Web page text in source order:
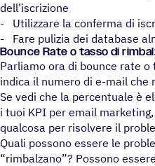
dell’iscrizione
- Utilizzare la conferma di
- Fare pulizia dei database
Bounce Rate o tasso di
Parliamo ora di bounce rate
indica il numero di e-mail che
Se vedi che la percentuale è
i tuoi KPI per email
qualcosa per risolvere il
Quali possono essere le
“rimbalzano”? Possono